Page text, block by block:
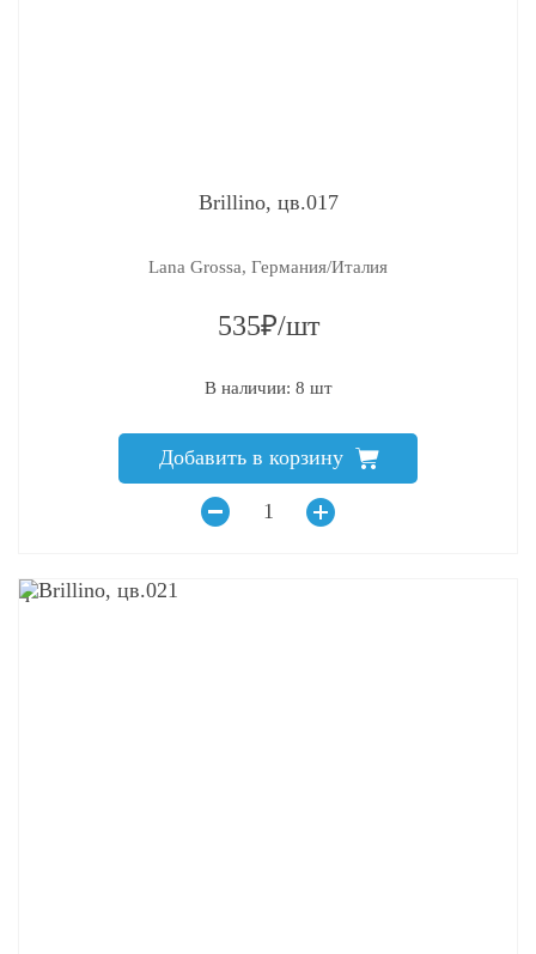
Brillino, цв.017
Lana Grossa, Германия/Италия
535₽/шт
В наличии: 8 шт
Добавить в корзину
q